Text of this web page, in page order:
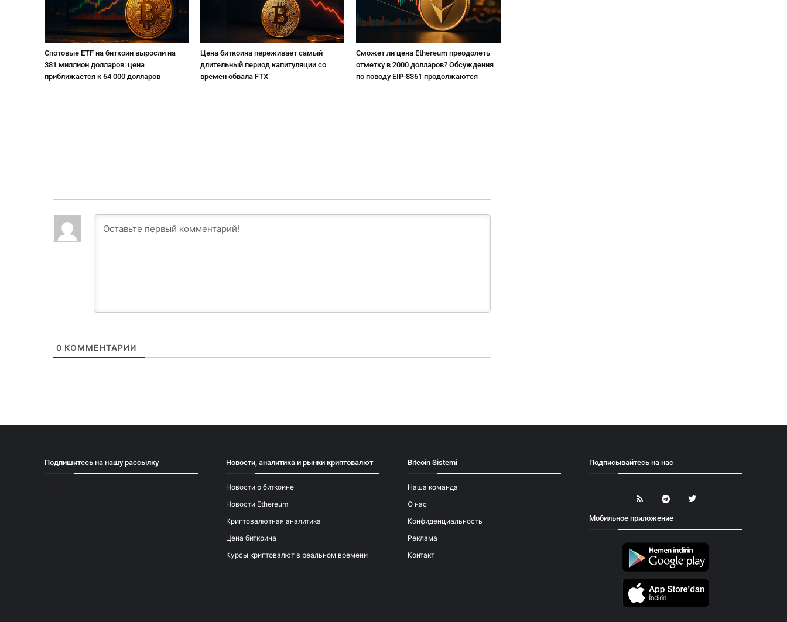
Спотовые ETF на биткоин выросли на
381 миллион долларов: цена
приближается к 64 000 долларов
Цена биткоина переживает самый
длительный период капитуляции со
времен обвала FTX
Сможет ли цена Ethereum преодолеть
отметку в 2000 долларов? Обсуждения
по поводу EIP-8361 продолжаются
0 КОММЕНТАРИИ
Подпишитесь на нашу рассылку Новости, аналитика и рынки криптовалют
Новости о биткоине
Новости Ethereum
Криптовалютная аналитика
Цена биткоина
Курсы криптовалют в реальном времени
Bitcoin Sistemi
Наша команда
О нас
Конфиденциальность
Реклама
Контакт
Подписывайтесь на нас
Мобильное приложение